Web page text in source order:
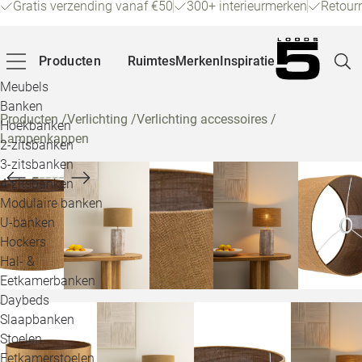
Gratis verzending vanaf €50 300+ interieurmerken
Producten
Meubels
Banken
Hoekbanken
2-zitsbanken
3-zitsbanken
4-zitsbanken
Modulaire banken
U-banken
Hockers
Hal- &
Eetkamerbanken
Daybeds
Slaapbanken
Stoelen
Eetkamerstoelen
RuimtesMerkenInspiratie
Producten/Verlichting /Verlichting accessoires /
Lampenkappen